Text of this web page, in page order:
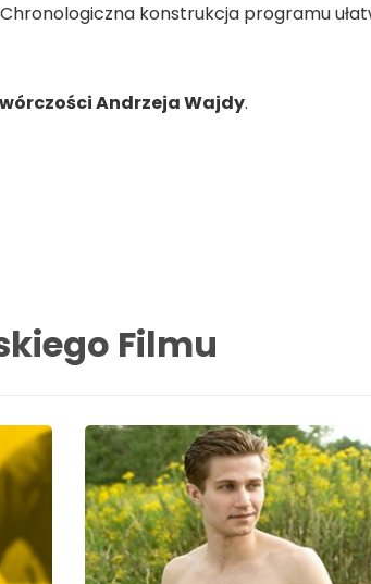
konstrukcja programu
Andrzeja Wajdy.
Filmu